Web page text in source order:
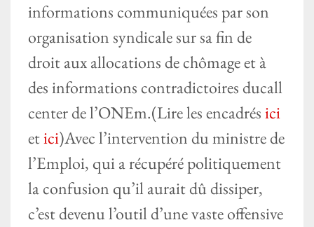
informations communiquées par son
organisation syndicale sur sa fin de
droit aux allocations de chômage et à
des informations contradictoires ducall
center de l’ONEm.(Lire les encadrésici
etici)Avec l’intervention du ministre de
l’Emploi, qui a récupéré politiquement
la confusion qu’il aurait dû dissiper,
c’est devenu l’outil d’une vaste offensive